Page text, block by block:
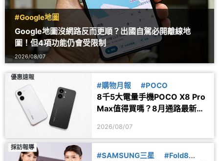
#Google地圖
Google地圖沒網路反而更順？出國自駕必開離線地
圖！但4項功能仍會受限制
2026/08/07
優惠速報
#購物月報 #POCO
8千5大電量手機POCO X8 Pro
Max值得買嗎？8月通路最新價
2026/08/07
採訪報導
#SAMSUNG三星
#Fold8